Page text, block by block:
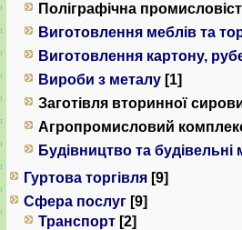
Поліграфічна
Виготовлення меблів та
Виготовлення картону,
Вироби з металу [1]
Заготівля вторинної
Агропромисловий
Будівництво та будівельні
Гуртова торгівля [9]
Сфера послуг [9]
Транспорт [2]